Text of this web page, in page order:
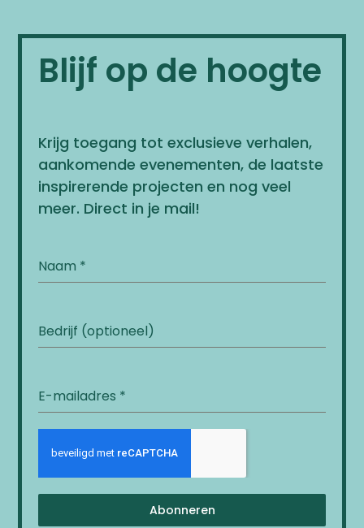
Blijf op de hoogte
Krijg toegang tot exclusieve verhalen,
aankomende evenementen, de laatste
inspirerende projecten en nog veel
meer. Direct in je mail!
Naam *
Bedrijf (optioneel)
E-mailadres *
Abonneren